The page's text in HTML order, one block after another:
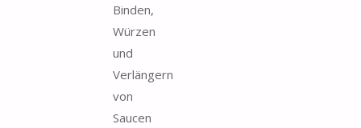
Binden,
Würzen
und
Verlängern
von
Saucen